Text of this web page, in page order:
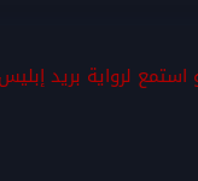
لرواية بريد